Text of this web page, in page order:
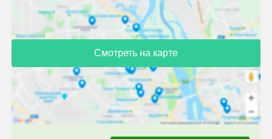
Смотреть на карте